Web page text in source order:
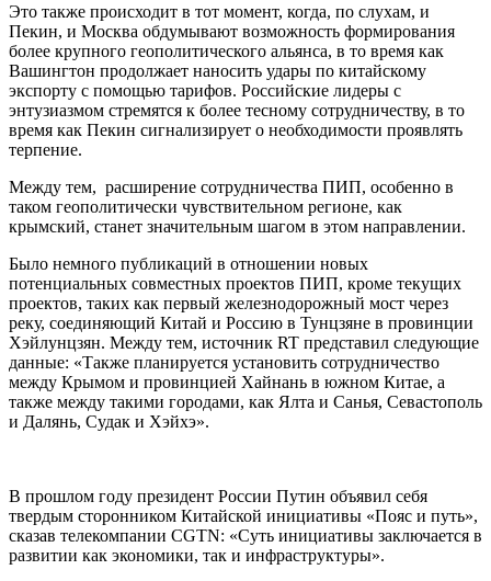
Это также происходит в тот момент, когда, по слухам, и
Пекин, и Москва обдумывают возможность формирования
более крупного геополитического альянса, в то время как
Вашингтон продолжает наносить удары по китайскому
экспорту с помощью тарифов. Российские лидеры с
энтузиазмом стремятся к более тесному сотрудничеству, в то
время как Пекин сигнализирует о необходимости проявлять
терпение.
Между тем, расширение сотрудничества ПИП, особенно в
таком геополитически чувствительном регионе, как
крымский, станет значительным шагом в этом направлении.
Было немного публикаций в отношении новых
потенциальных совместных проектов ПИП, кроме текущих
проектов, таких как первый железнодорожный мост через
реку, соединяющий Китай и Россию в Тунцзяне в провинции
Хэйлунцзян. Между тем, источник RT представил следующие
данные: «Также планируется установить сотрудничество
между Крымом и провинцией Хайнань в южном Китае, а
также между такими городами, как Ялта и Санья, Севастополь
и Далянь, Судак и Хэйхэ».
В прошлом году президент России Путин объявил себя
твердым сторонником Китайской инициативы «Пояс и путь»,
сказав телекомпании CGTN: «Суть инициативы заключается в
развитии как экономики, так и инфраструктуры».